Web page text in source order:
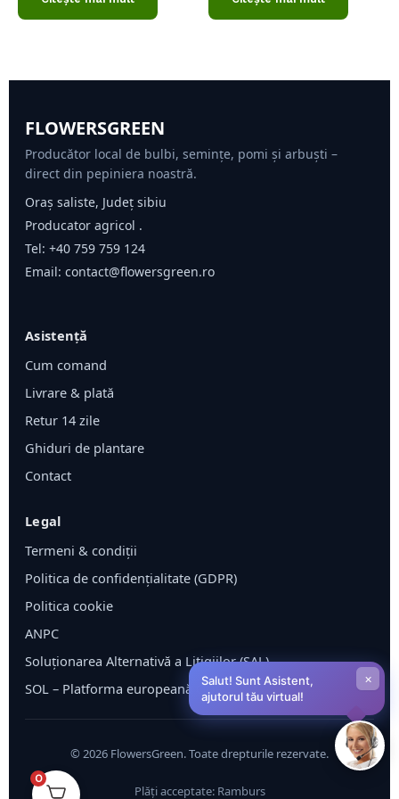
FLOWERSGREEN
Producător local de bulbi, semințe, pomi și arbuști –
direct din pepiniera noastră.
Oraș saliste, Județ sibiu
Producator agricol .
Tel: +40 759 759 124
Email: contact@flowersgreen.ro
Asistență
Cum comand
Livrare & plată
Retur 14 zile
Ghiduri de plantare
Contact
Legal
Termeni & condiții
Politica de confidențialitate (GDPR)
Politica cookie
ANPC
Soluționarea Alternativă a Litigiilor (SAL)
SOL – Platforma europeană ODR
© 2026 FlowersGreen. Toate drepturile rezervate.
Plăți acceptate: Ramburs
Salut! Sunt Asistent,
ajutorul tău virtual!
×
0